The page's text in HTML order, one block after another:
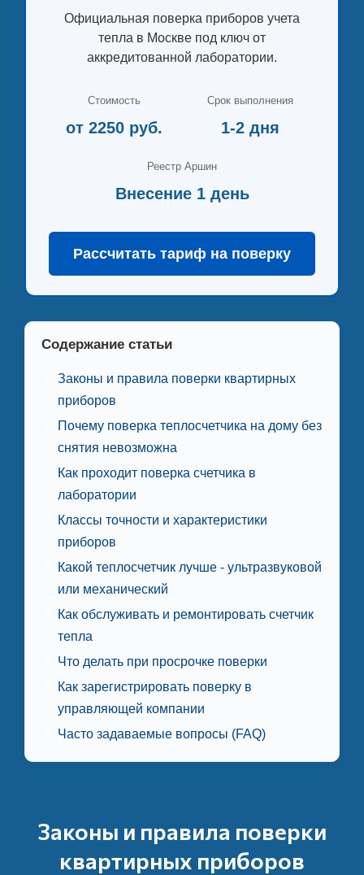
Официальная поверка приборов учета
тепла в Москве под ключ от
аккредитованной лаборатории.
Стоимость
от 2250 руб.
Срок выполнения
1-2 дня
Реестр Аршин
Внесение 1 день
Рассчитать тариф на поверку
Содержание статьи
Законы и правила поверки квартирных
приборов
Почему поверка теплосчетчика на дому без
снятия невозможна
Как проходит поверка счетчика в
лаборатории
Классы точности и характеристики
приборов
Какой теплосчетчик лучше - ультразвуковой
или механический
Как обслуживать и ремонтировать счетчик
тепла
Что делать при просрочке поверки
Как зарегистрировать поверку в
управляющей компании
Часто задаваемые вопросы (FAQ)
Законы и правила поверки
квартирных приборов